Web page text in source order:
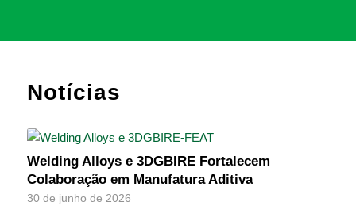
Notícias
Welding Alloys e 3DGBIRE Fortalecem
Colaboração em Manufatura Aditiva
30 de junho de 2026